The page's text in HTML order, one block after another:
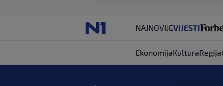
NAJNOVIJEVIJESTI
EkonomijaKulturaRegija